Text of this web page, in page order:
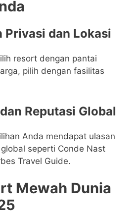
Privasi dan Lokasi
resort dengan pantai
pilih dengan fasilitas
Reputasi Global
Anda mendapat ulasan
seperti Conde Nast
Travel Guide.
Mewah Dunia